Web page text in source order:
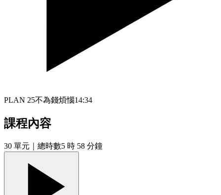
PLAN 25不為錢煩惱14:34
課程內容
30 單元 ｜總時數5 時 58 分鐘